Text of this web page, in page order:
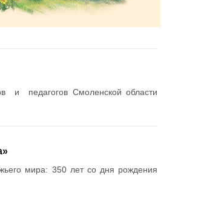
и педагогов Смоленской области
мира: 350 лет со дня рождения